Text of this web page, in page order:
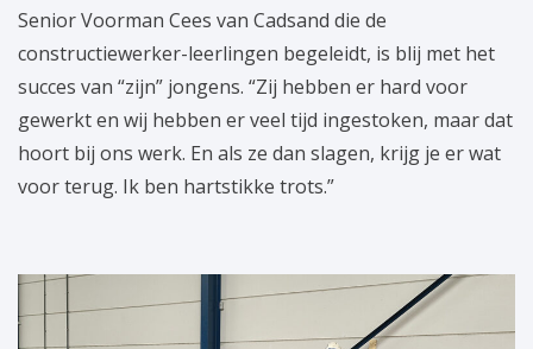
Senior Voorman Cees van Cadsand die de
constructiewerker-leerlingen begeleidt, is blij met het
succes van “zijn” jongens. “Zij hebben er hard voor
gewerkt en wij hebben er veel tijd ingestoken, maar dat
hoort bij ons werk. En als ze dan slagen, krijg je er wat
voor terug. Ik ben hartstikke trots.”